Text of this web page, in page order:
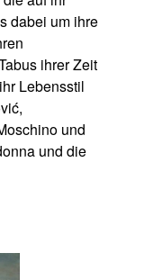
dabei um ihre
ihrer Zeit
Lebensstil
und
und die